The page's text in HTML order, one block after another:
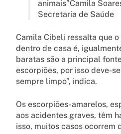
animais”Camila
Secretaria de Saúde
Camila Cibeli ressalta que
dentro de casa é,
baratas são a principal
escorpiões, por isso deve-
sempre limpo”, indica.
Os escorpiões-amarelos,
aos acidentes graves, têm
isso, muitos casos ocorrem